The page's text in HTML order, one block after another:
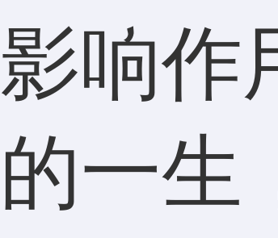
影响作
的一生